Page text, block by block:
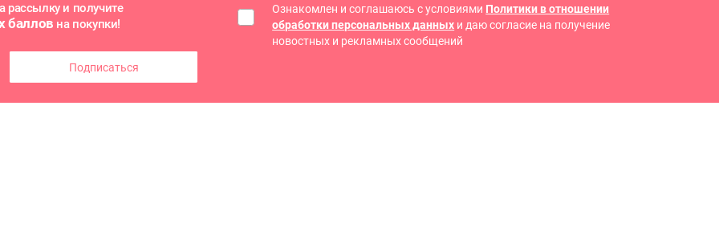
рассылку и получите
баллов на покупки!
Подписаться
Ознакомлен и соглашаюсь с условиями Политики в отношении
обработки персональных данных и даю согласие на получение
новостных и рекламных сообщений